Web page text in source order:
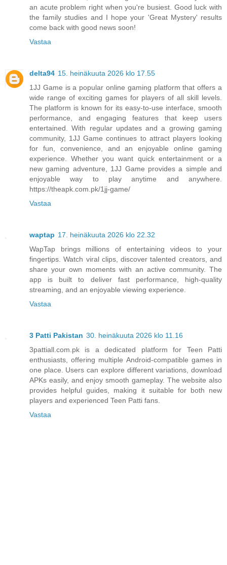
an acute problem right when you're busiest. Good luck with
the family studies and I hope your 'Great Mystery' results
come back with good news soon!
Vastaa
delta94 15. heinäkuuta 2026 klo 17.55
1JJ Game is a popular online gaming platform that offers a
wide range of exciting games for players of all skill levels.
The platform is known for its easy-to-use interface, smooth
performance, and engaging features that keep users
entertained. With regular updates and a growing gaming
community, 1JJ Game continues to attract players looking
for fun, convenience, and an enjoyable online gaming
experience. Whether you want quick entertainment or a
new gaming adventure, 1JJ Game provides a simple and
enjoyable way to play anytime and anywhere.
https://theapk.com.pk/1jj-game/
Vastaa
waptap 17. heinäkuuta 2026 klo 22.32
WapTap brings millions of entertaining videos to your
fingertips. Watch viral clips, discover talented creators, and
share your own moments with an active community. The
app is built to deliver fast performance, high-quality
streaming, and an enjoyable viewing experience.
Vastaa
3 Patti Pakistan 30. heinäkuuta 2026 klo 11.16
3pattiall.com.pk is a dedicated platform for Teen Patti
enthusiasts, offering multiple Android-compatible games in
one place. Users can explore different variations, download
APKs easily, and enjoy smooth gameplay. The website also
provides helpful guides, making it suitable for both new
players and experienced Teen Patti fans.
Vastaa